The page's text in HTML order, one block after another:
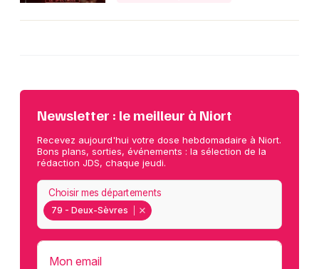
Newsletter : le meilleur à Niort
Recevez aujourd'hui votre dose hebdomadaire à Niort.
Bons plans, sorties, événements : la sélection de la
rédaction JDS, chaque jeudi.
79 - Deux-Sèvres
Choisir mes départements
Mon email